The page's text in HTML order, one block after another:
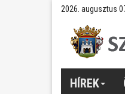
2026. augusztus
HÍREK